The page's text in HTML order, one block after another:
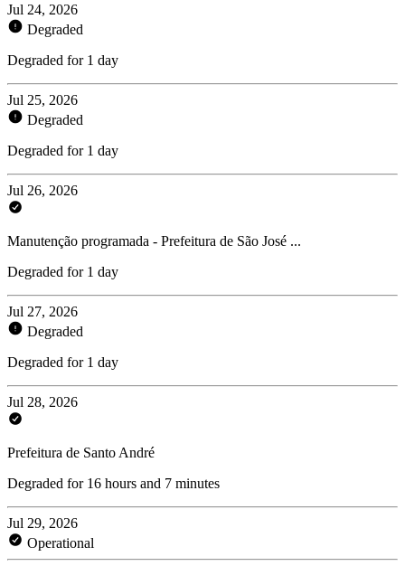
Jul 24, 2026
Degraded
Degraded for 1 day
Jul 25, 2026
Degraded
Degraded for 1 day
Jul 26, 2026
Manutenção programada - Prefeitura de São José ...
Degraded for 1 day
Jul 27, 2026
Degraded
Degraded for 1 day
Jul 28, 2026
Prefeitura de Santo André
Degraded for 16 hours and 7 minutes
Jul 29, 2026
Operational